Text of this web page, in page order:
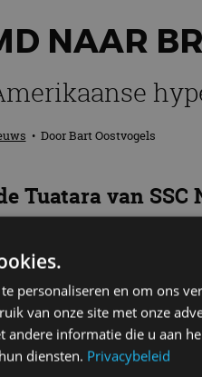
NAAR
• DoorBart Oostvogels
Tuatara van
als de
zit zo: bijzonder aan
dan bij enig ander
een toepasselijke
personaliseren en om ons
van onze site met onze
andere informatie die u aan
diensten. Privacybeleid